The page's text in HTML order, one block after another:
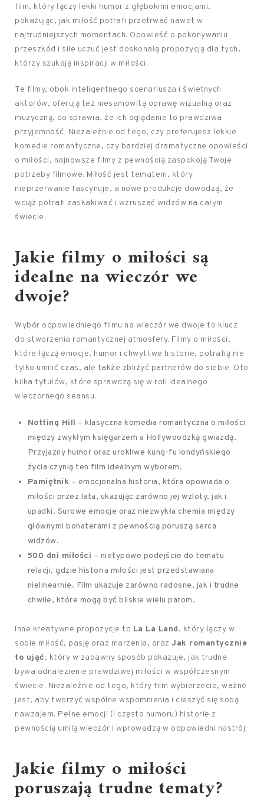
film, który łączy lekki humor z głębokimi emocjami,
pokazując, jak miłość potrafi przetrwać nawet w
najtrudniejszych momentach. Opowieść o pokonywaniu
przeszkód i sile uczuć jest doskonałą propozycją dla tych,
którzy szukają inspiracji w miłości.
Te filmy, obok inteligentnego scenariusza i świetnych
aktorów, oferują też niesamowitą oprawę wizualną oraz
muzyczną, co sprawia, że ich oglądanie to prawdziwa
przyjemność. Niezależnie od tego, czy preferujesz lekkie
komedie romantyczne, czy bardziej dramatyczne opowieści
o miłości, najnowsze filmy z pewnością zaspokoją Twoje
potrzeby filmowe. Miłość jest tematem, który
nieprzerwanie fascynuje, a nowe produkcje dowodzą, że
wciąż potrafi zaskakiwać i wzruszać widzów na całym
świecie.
Jakie filmy o miłości są
idealne na wieczór we
dwoje?
Wybór odpowiedniego filmu na wieczór we dwoje to klucz
do stworzenia romantycznej atmosfery. Filmy o miłości,
które łączą emocje, humor i chwytliwe historie, potrafią nie
tylko umilić czas, ale także zbliżyć partnerów do siebie. Oto
kilka tytułów, które sprawdzą się w roli idealnego
wieczornego seansu.
Notting Hill – klasyczna komedia romantyczna o miłości
między zwykłym księgarzem a Hollywoodzką gwiazdą.
Przyjazny humor oraz urokliwe kung-fu londyńskiego
życia czynią ten film idealnym wyborem.
Pamiętnik – emocjonalna historia, która opowiada o
miłości przez lata, ukazując zarówno jej wzloty, jak i
upadki. Surowe emocje oraz niezwykła chemia między
głównymi bohaterami z pewnością poruszą serca
widzów.
500 dni miłości – nietypowe podejście do tematu
relacji, gdzie historia miłości jest przedstawiana
nielinearnie. Film ukazuje zarówno radosne, jak i trudne
chwile, które mogą być bliskie wielu parom.
Inne kreatywne propozycje to La La Land, który łączy w
sobie miłość, pasję oraz marzenia, oraz Jak romantycznie
to ująć, który w zabawny sposób pokazuje, jak trudne
bywa odnalezienie prawdziwej miłości w współczesnym
świecie. Niezależnie od tego, który film wybierzecie, ważne
jest, aby tworzyć wspólne wspomnienia i cieszyć się sobą
nawzajem. Pełne emocji (i często humoru) historie z
pewnością umilą wieczór i wprowadzą w odpowiedni nastrój.
Jakie filmy o miłości
poruszają trudne tematy?